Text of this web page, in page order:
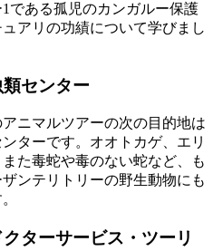
である孤児のカンガルー保護
アリの功績について学びまし
センター
ニマルツアーの次の目的地は
ターです。オオトカゲ、エリ
た毒蛇や毒のない蛇など、も
ンテリトリーの野生動物にも
ターサービス・ツーリ